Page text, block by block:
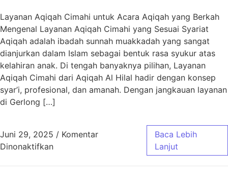
Layanan Aqiqah Cimahi untuk Acara Aqiqah yang Berkah
Mengenal Layanan Aqiqah Cimahi yang Sesuai Syariat
Aqiqah adalah ibadah sunnah muakkadah yang sangat
dianjurkan dalam Islam sebagai bentuk rasa syukur atas
kelahiran anak. Di tengah banyaknya pilihan, Layanan
Aqiqah Cimahi dari Aqiqah Al Hilal hadir dengan konsep
syar’i, profesional, dan amanah. Dengan jangkauan layanan
di Gerlong […]
Juni 29, 2025 / Komentar
Dinonaktifkanpada Layanan Aqiqah Cimahi untuk Acara
Baca Lebih
Lanjut